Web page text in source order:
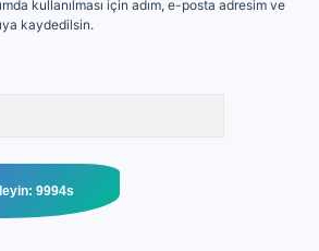
kullanılması için adım, e-posta adresim ve
kaydedilsin.